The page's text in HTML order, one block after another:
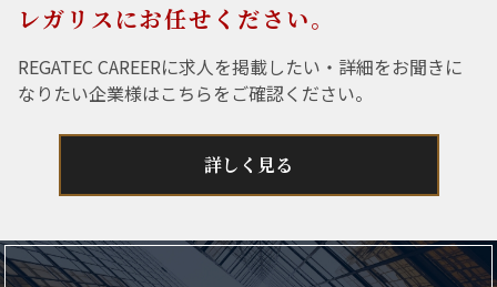
レガリスにお任せください。
REGATEC CAREERに求人を掲載したい・詳細をお聞きに
なりたい企業様はこちらをご確認ください。
詳しく見る